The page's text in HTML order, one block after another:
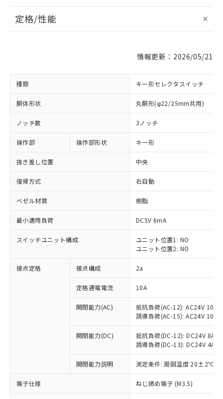
定格/性能
情報更新：2026/05/21
種類 キー形セレクタスイッチ
胴体形状 丸胴形(φ22/25mm共用)
ノッチ数 3ノッチ
操作部 操作部形状 キー形
抜き差し位置 中央
復帰方式 右自動
ベゼル材質 樹脂
最小適用負荷 DC5V 6mA
スイッチユニット構成
ユニット位置1: NO
ユニット位置2: NO
接点定格 接点構成 2a
定格通電電流 10A
開閉能力(AC)
抵抗負荷(AC-12): AC24V 10A/
誘導負荷(AC-15): AC24V
開閉能力(DC)
抵抗負荷(DC-12): DC24V 8A/
誘導負荷(DC-13): DC24V 4A/
開閉能力説明 測定条件: 周囲温度 20±2℃、
端子仕様 ねじ締め端子 (M3.5)
ご利用条件
以下の条件をお読みいただき、同意のうえ
対応済み：EU RoHS指令（10物質）の
非含有に対応した製品が提供可能な商品で
対応予定：EU RoHS指令（10物質）の非含
有に対応した製品に切り替える予定のある
対応予定なし：EU RoHS指令（10物質）の
非含有に非対応の商品で、対応品を出す予